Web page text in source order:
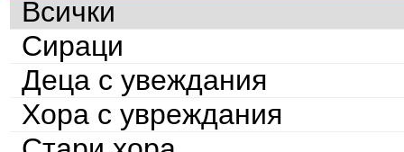
Всички
Сираци
Деца с увеждания
Хора с увреждания